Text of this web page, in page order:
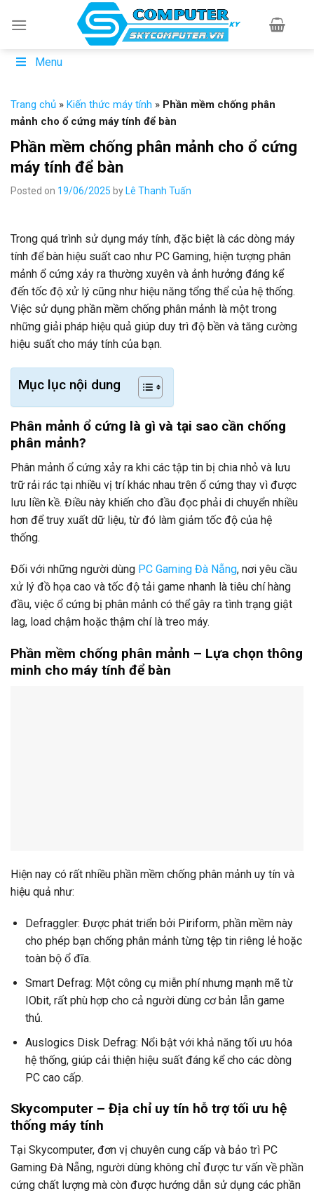
Menu
Trang chủ » Kiến thức máy tính » Phần mềm chống phân
mảnh cho ổ cứng máy tính để bàn
Phần mềm chống phân mảnh cho ổ cứng
máy tính để bàn
Posted on 19/06/2025 by Lê Thanh Tuấn
Trong quá trình sử dụng máy tính, đặc biệt là các dòng máy
tính để bàn hiệu suất cao như PC Gaming, hiện tượng phân
mảnh ổ cứng xảy ra thường xuyên và ảnh hưởng đáng kể
đến tốc độ xử lý cũng như hiệu năng tổng thể của hệ thống.
Việc sử dụng phần mềm chống phân mảnh là một trong
những giải pháp hiệu quả giúp duy trì độ bền và tăng cường
hiệu suất cho máy tính của bạn.
Mục lục nội dung
Phân mảnh ổ cứng là gì và tại sao cần chống
phân mảnh?
Phân mảnh ổ cứng xảy ra khi các tập tin bị chia nhỏ và lưu
trữ rải rác tại nhiều vị trí khác nhau trên ổ cứng thay vì được
lưu liền kề. Điều này khiến cho đầu đọc phải di chuyển nhiều
hơn để truy xuất dữ liệu, từ đó làm giảm tốc độ của hệ
thống.
Đối với những người dùng PC Gaming Đà Nẵng, nơi yêu cầu
xử lý đồ họa cao và tốc độ tải game nhanh là tiêu chí hàng
đầu, việc ổ cứng bị phân mảnh có thể gây ra tình trạng giật
lag, load chậm hoặc thậm chí là treo máy.
Phần mềm chống phân mảnh – Lựa chọn thông
minh cho máy tính để bàn
Hiện nay có rất nhiều phần mềm chống phân mảnh uy tín và
hiệu quả như:
Defraggler: Được phát triển bởi Piriform, phần mềm này
cho phép bạn chống phân mảnh từng tệp tin riêng lẻ hoặc
toàn bộ ổ đĩa.
Smart Defrag: Một công cụ miễn phí nhưng mạnh mẽ từ
IObit, rất phù hợp cho cả người dùng cơ bản lẫn game
thủ.
Auslogics Disk Defrag: Nổi bật với khả năng tối ưu hóa
hệ thống, giúp cải thiện hiệu suất đáng kể cho các dòng
PC cao cấp.
Skycomputer – Địa chỉ uy tín hỗ trợ tối ưu hệ
thống máy tính
Tại Skycomputer, đơn vị chuyên cung cấp và bảo trì PC
Gaming Đà Nẵng, người dùng không chỉ được tư vấn về phần
cứng chất lượng mà còn được hướng dẫn sử dụng các phần